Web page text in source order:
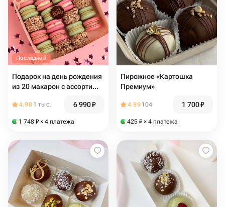
Последний
Подарок на день рождения
из 20 макарон с ассорти
4.98 1 тыс. 6 990₽
1 748 ₽ × 4 платежа
Пирожное «Картошка
Премиум»
4.89 104 1 700₽
425 ₽ × 4 платежа